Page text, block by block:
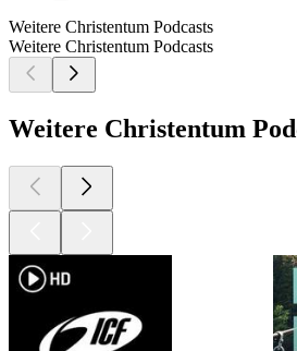
Weitere Christentum Podcasts
Weitere Christentum Podcasts
Weitere Christentum